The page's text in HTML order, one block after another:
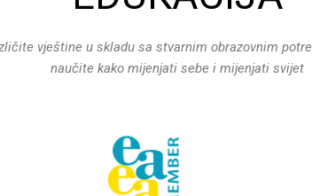
vještine u skladu sa stvarnim obrazovnim
naučite kako mijenjati sebe i mijenjati svijet